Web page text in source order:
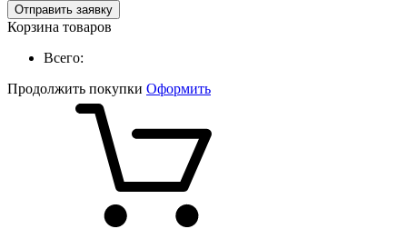
Отправить заявку
Корзина товаров
Всего:
Продолжить покупки Оформить